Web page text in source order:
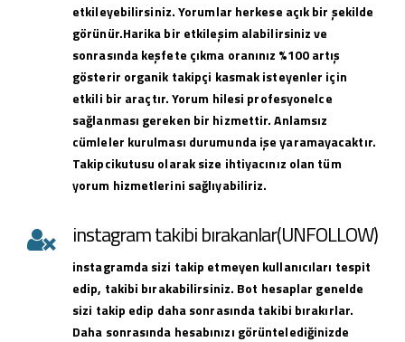
etkileyebilirsiniz. Yorumlar herkese açık bir şekilde
görünür.Harika bir etkileşim alabilirsiniz ve
sonrasında keşfete çıkma oranınız %100 artış
gösterir organik takipçi kasmak isteyenler için
etkili bir araçtır. Yorum hilesi profesyonelce
sağlanması gereken bir hizmettir. Anlamsız
cümleler kurulması durumunda işe yaramayacaktır.
Takipcikutusu olarak size ihtiyacınız olan tüm
yorum hizmetlerini sağlıyabiliriz.
instagram takibi bırakanlar(UNFOLLOW)
instagramda sizi takip etmeyen kullanıcıları tespit
edip, takibi bırakabilirsiniz. Bot hesaplar genelde
sizi takip edip daha sonrasında takibi bırakırlar.
Daha sonrasında hesabınızı görüntelediğinizde